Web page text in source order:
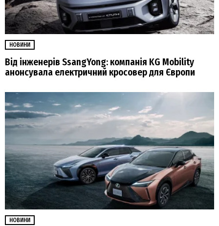
НОВИНИ
Від інженерів SsangYong: компанія KG Mobility
анонсувала електричний кросовер для Європи
НОВИНИ